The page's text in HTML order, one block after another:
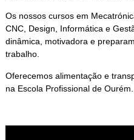
Os nossos cursos em
CNC, Design, Informática e
dinâmica, motivadora e
trabalho.
Oferecemos alimentação e
na Escola Profissional de Ourém.